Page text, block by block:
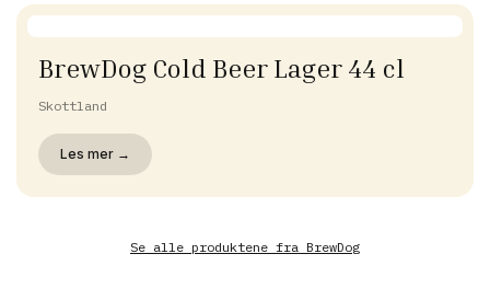
BrewDog Cold Beer Lager 44 cl
Skottland
Les mer →
Se alle produktene fra BrewDog